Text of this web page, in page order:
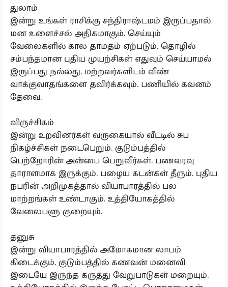
துலாம்
இன்று உங்கள் ராசிக்கு சந்திராஷ்டமம் இருப்பதால்
மன உளைச்சல் அதிகமாகும். செய்யும்
வேலைகளில் கால தாமதம் ஏற்படும். தொழில்
சம்பந்தமான புதிய முயற்சிகள் எதுவும் செய்யாமல்
இருப்பது நல்லது. மற்றவர்களிடம் வீண்
வாக்குவாதங்களை தவிர்க்கவும். பணியில் கவனம்
தேவை.
விருச்சிகம்
இன்று உறவினர்கள் வருகையால் வீட்டில் சுப
நிகழ்ச்சிகள் நடைபெறும். குடும்பத்தில்
பெற்றோரின் அன்பை பெறுவீர்கள். பணவரவு
தாராளமாக இருக்கும். பழைய கடன்கள் தீரும். புதிய
நபரின் அறிமுகத்தால் வியாபாரத்தில் பல
மாற்றங்கள் உண்டாகும். உத்தியோகத்தில்
வேலைபளு குறையும்.
தனுசு
இன்று வியாபாரத்தில் அமோகமான லாபம்
கிடைக்கும். குடும்பத்தில் கணவன் மனைவி
இடையே இருந்த கருத்து வேறுபாடுகள் மறையும்.